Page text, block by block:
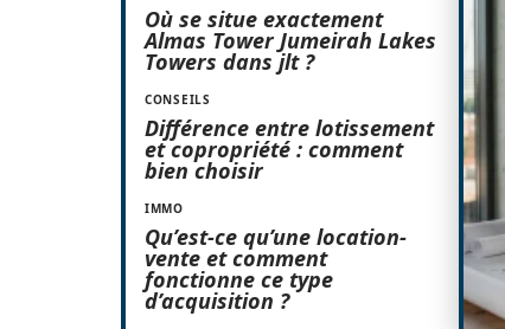
Où se situe exactement
Almas Tower Jumeirah Lakes
Towers dans jlt ?
CONSEILS
Différence entre lotissement
et copropriété : comment
bien choisir
IMMO
Qu’est-ce qu’une location-
vente et comment
fonctionne ce type
d’acquisition ?